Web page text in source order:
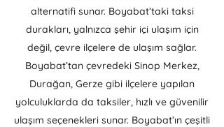
alternatifi sunar. Boyabat’taki taksi
durakları, yalnızca şehir içi ulaşım için
değil, çevre ilçelere de ulaşım sağlar.
Boyabat’tan çevredeki Sinop Merkez,
Durağan, Gerze gibi ilçelere yapılan
yolculuklarda da taksiler, hızlı ve güvenilir
ulaşım seçenekleri sunar. Boyabat’ın çeşitli